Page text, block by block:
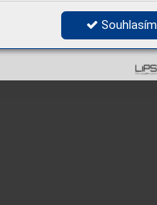
Souhlasím
progresivních nápadů a ambiciózních akcí v území?